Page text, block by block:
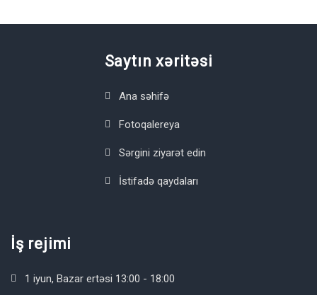
Saytın xəritəsi
Ana səhifə
Fotoqalereya
Sərgini ziyarət edin
İstifadə qaydaları
İş rejimi
1 iyun, Bazar ertəsi 13:00 - 18:00